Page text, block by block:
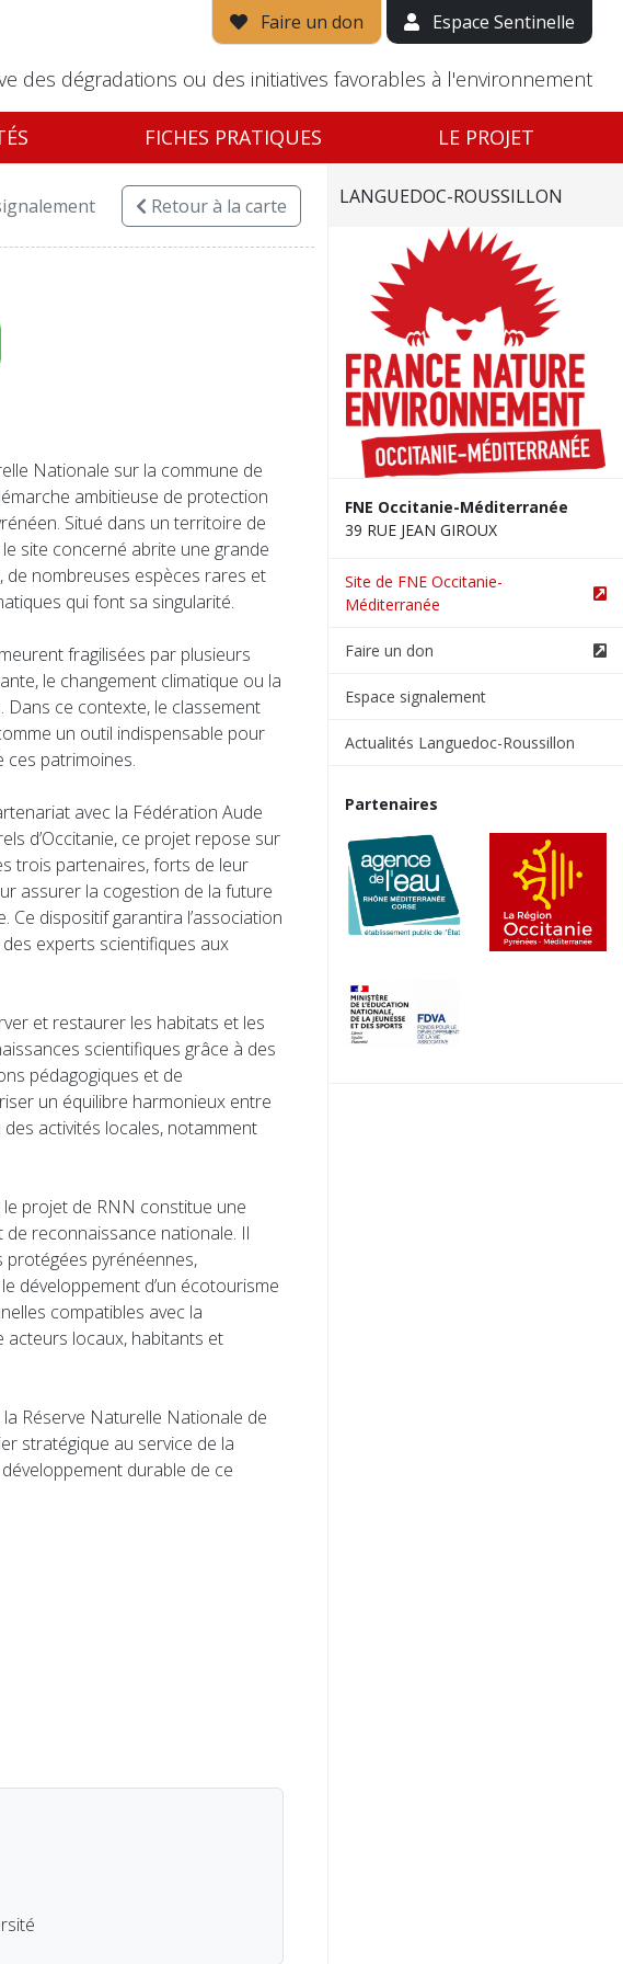
Faire un don Espace Sentinelle
des dégradations ou des initiatives favorables à l'environnement
FICHES PRATIQUES LE PROJET
Retourà la carte
Nationale sur la commune de
ambitieuse de protection
Situé dans un territoire de
site concerné abrite une grande
de nombreuses espèces rares et
qui font sa singularité.
fragilisées par plusieurs
le changement climatique ou la
ce contexte, le classement
un outil indispensable pour
patrimoines.
avec la Fédération Aude
d’Occitanie, ce projet repose sur
trois partenaires, forts de leur
assurer la cogestion de la future
Ce dispositif garantira l’association
experts scientifiques aux
et restaurer les habitats et les
scientifiques grâce à des
pédagogiques et de
un équilibre harmonieux entre
activités locales, notamment
projet de RNN constitue une
reconnaissance nationale. Il
protégées pyrénéennes,
développement d’un écotourisme
compatibles avec la
locaux, habitants et
Réserve Naturelle Nationale de
stratégique au service de la
durable de ce
LANGUEDOC-ROUSSILLON
FNE Occitanie-Méditerranée
39 RUE JEAN GIROUX
Site de FNE Occitanie-
Méditerranée
Faire un don
Espace signalement
Actualités Languedoc-Roussillon
Partenaires